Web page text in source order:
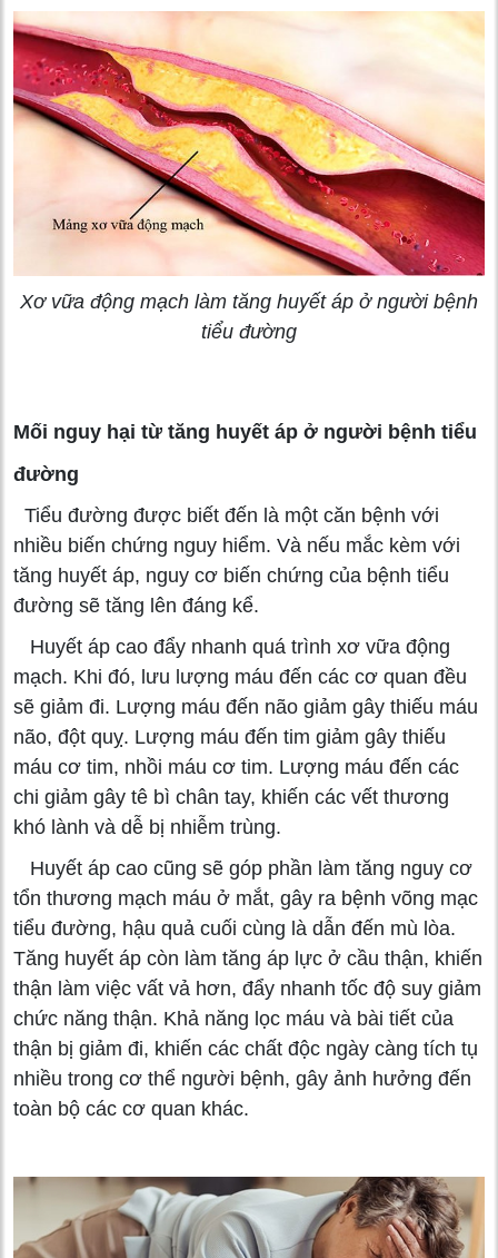
Xơ vữa động mạch làm tăng huyết áp ở người bệnh
tiểu đường
Mối nguy hại từ tăng huyết áp ở người bệnh tiểu
đường
Tiểu đường được biết đến là một căn bệnh với
nhiều biến chứng nguy hiểm. Và nếu mắc kèm với
tăng huyết áp, nguy cơ biến chứng của bệnh tiểu
đường sẽ tăng lên đáng kể.
Huyết áp cao đẩy nhanh quá trình xơ vữa động
mạch. Khi đó, lưu lượng máu đến các cơ quan đều
sẽ giảm đi. Lượng máu đến não giảm gây thiếu máu
não, đột quỵ. Lượng máu đến tim giảm gây thiếu
máu cơ tim, nhồi máu cơ tim. Lượng máu đến các
chi giảm gây tê bì chân tay, khiến các vết thương
khó lành và dễ bị nhiễm trùng.
Huyết áp cao cũng sẽ góp phần làm tăng nguy cơ
tổn thương mạch máu ở mắt, gây ra bệnh võng mạc
tiểu đường, hậu quả cuối cùng là dẫn đến mù lòa.
Tăng huyết áp còn làm tăng áp lực ở cầu thận, khiến
thận làm việc vất vả hơn, đẩy nhanh tốc độ suy giảm
chức năng thận. Khả năng lọc máu và bài tiết của
thận bị giảm đi, khiến các chất độc ngày càng tích tụ
nhiều trong cơ thể người bệnh, gây ảnh hưởng đến
toàn bộ các cơ quan khác.